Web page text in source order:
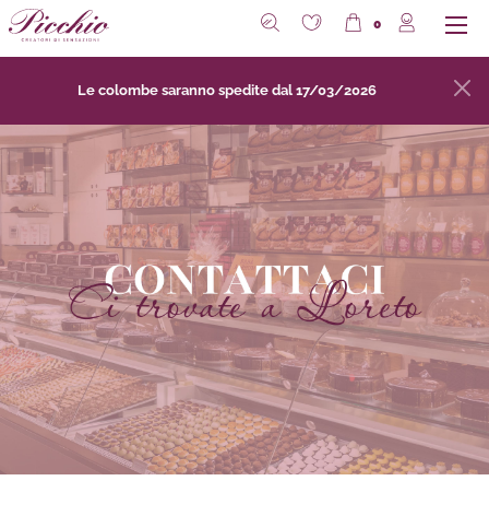
0
Le colombe saranno spedite dal 17/03/2026
Tutte le Pasticceria
Lievitati
Biscotti
Torte
Tutte le Zuccheri e Confetture
Zuccheri
Confetture e Marmellate